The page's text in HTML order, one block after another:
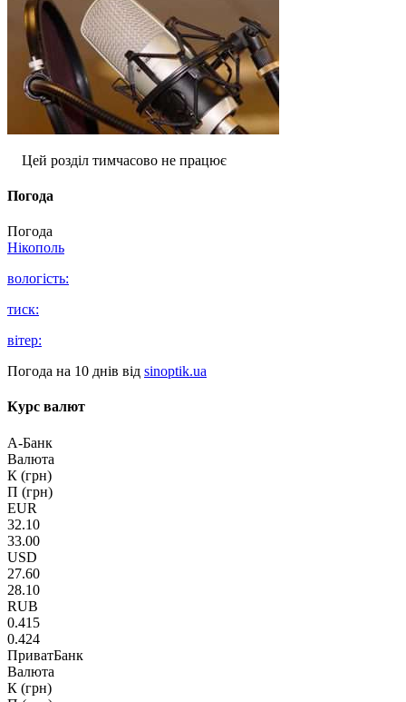
Цей розділ тимчасово не працює
Погода
Погода
Нікополь
вологість:
тиск:
вітер:
Погода на 10 днів від sinoptik.ua
Курс валют
А-Банк
Валюта
К (грн)
П (грн)
EUR
32.10
33.00
USD
27.60
28.10
RUB
0.415
0.424
ПриватБанк
Валюта
К (грн)